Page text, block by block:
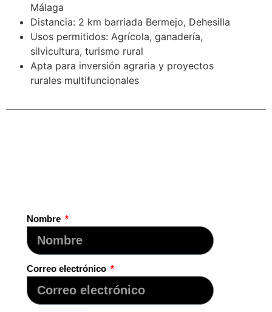
Málaga
Distancia: 2 km barriada Bermejo, Dehesilla
Usos permitidos: Agrícola, ganadería,
silvicultura, turismo rural
Apta para inversión agraria y proyectos
rurales multifuncionales
Nombre
Correo electrónico